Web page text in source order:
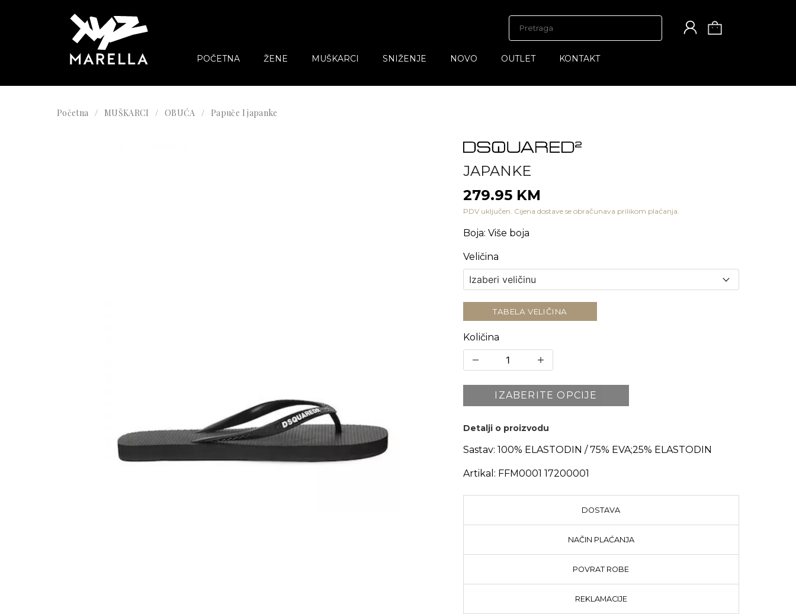
POČETNA ŽENE MUŠKARCI SNIŽENJE NOVO OUTLET KONTAKT
Početna MUŠKARCI OBUĆA Papuče I japanke
JAPANKE
279.95 KM
PDV uključen. Cijena dostave se obračunava prilikom plaćanja.
Boja: Više boja
Veličina
TABELA VELIČINA
Količina
IZABERITE OPCIJE
Detalji o proizvodu
Sastav: 100% ELASTODIN / 75% EVA;25% ELASTODIN
Artikal: FFM0001 17200001
DOSTAVA
NAČIN PLAĆANJA
POVRAT ROBE
REKLAMACIJE